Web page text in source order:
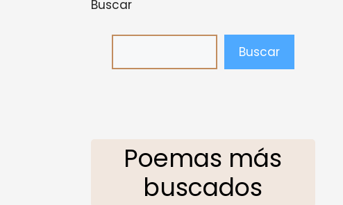
Buscar
Buscar
Poemas más
buscados